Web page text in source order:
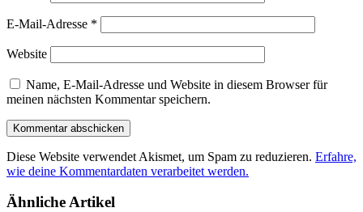
E-Mail-Adresse *
Website
Name, E-Mail-Adresse und Website in diesem Browser für
meinen nächsten Kommentar speichern.
Diese Website verwendet Akismet, um Spam zu reduzieren. Erfahre,
wie deine Kommentardaten verarbeitet werden.
Ähnliche Artikel